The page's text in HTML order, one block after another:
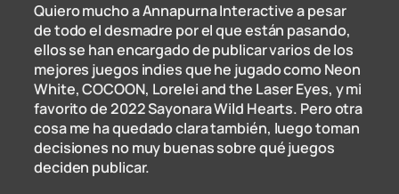
Quiero mucho a Annapurna Interactive a pesar
de todo el desmadre por el que están pasando,
ellos se han encargado de publicar varios de los
mejores juegos indies que he jugado como Neon
White, COCOON, Lorelei and the Laser Eyes, y mi
favorito de 2022 Sayonara Wild Hearts. Pero otra
cosa me ha quedado clara también, luego toman
decisiones no muy buenas sobre qué juegos
deciden publicar.